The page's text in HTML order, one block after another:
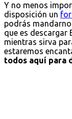
Y no menos
disposición un
podrás
que es descargar
mientras sirva
estaremos
todos aquí para